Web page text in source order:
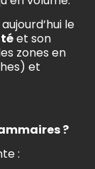
le
et son
zones en
et
?
: